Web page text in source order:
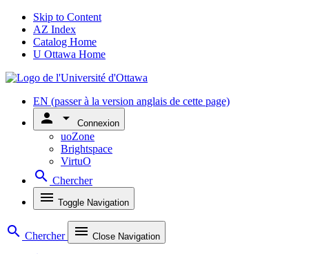
Skip to Content
AZ Index
Catalog Home
U Ottawa Home
EN (passer à la version anglais de cette page)
person arrow_drop_down Connexion
uoZone
Brightspace
VirtuO
search Chercher
menu Toggle Navigation
search Chercher menu Close Navigation